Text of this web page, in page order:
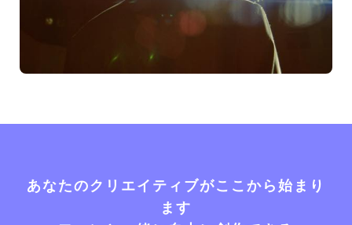
あなたのクリエイティブがここから始まり
ます